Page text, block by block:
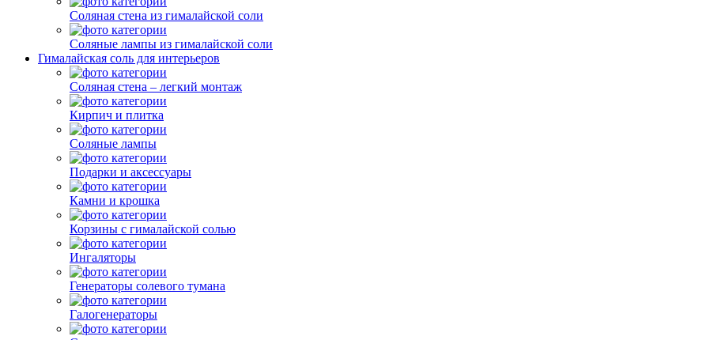
Соляная стена из гималайской соли
Соляные лампы из гималайской соли
Гималайская соль для интерьеров
Соляная стена – легкий монтаж
Кирпич и плитка
Соляные лампы
Подарки и аксессуары
Камни и крошка
Корзины с гималайской солью
Ингаляторы
Генераторы солевого тумана
Галогенераторы